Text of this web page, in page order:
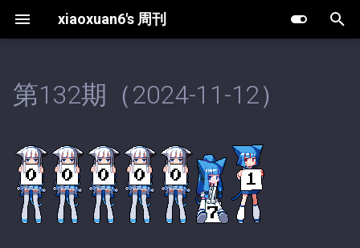
xiaoxuan6's 周刊
入
以
始
搜
索
whatwg-url
rss-php
第63期（2025-12-30）.md
第62期（2025-12-25）.md
第61期（2025-12-19）.md
第60期（2025-12-18）.md
第11期（2026-08-07）.md
第10期（2026-08-02）.md
第9期（2026-05-20）.md
第8期（2026-05-13）.md
第132期（2024-11-12）